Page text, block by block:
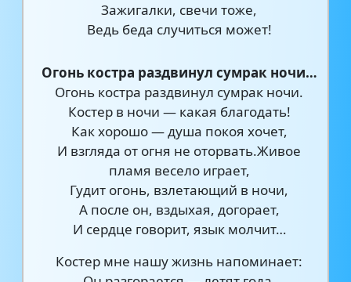
Зажигалки, свечи тоже,
Ведь беда случиться может!
Огонь костра раздвинул сумрак ночи…
Огонь костра раздвинул сумрак ночи.
Костер в ночи — какая благодать!
Как хорошо — душа покоя хочет,
И взгляда от огня не оторвать.Живое
пламя весело играет,
Гудит огонь, взлетающий в ночи,
А после он, вздыхая, догорает,
И сердце говорит, язык молчит…
Костер мне нашу жизнь напоминает: